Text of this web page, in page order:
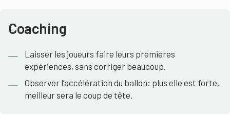
Coaching
Laisser les joueurs faire leurs premières
expériences, sans corriger beaucoup.
Observer l’accélération du ballon: plus elle est forte,
meilleur sera le coup de tête.